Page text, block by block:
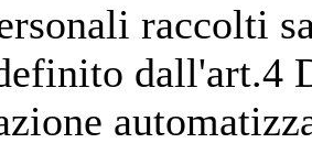
raccolti
dall'art.4